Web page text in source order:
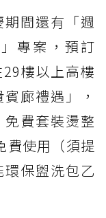
間還有「週
專案，預訂
29樓以上高樓
廊禮遇」，
費套裝燙整
費使用（須提
保盥洗包乙